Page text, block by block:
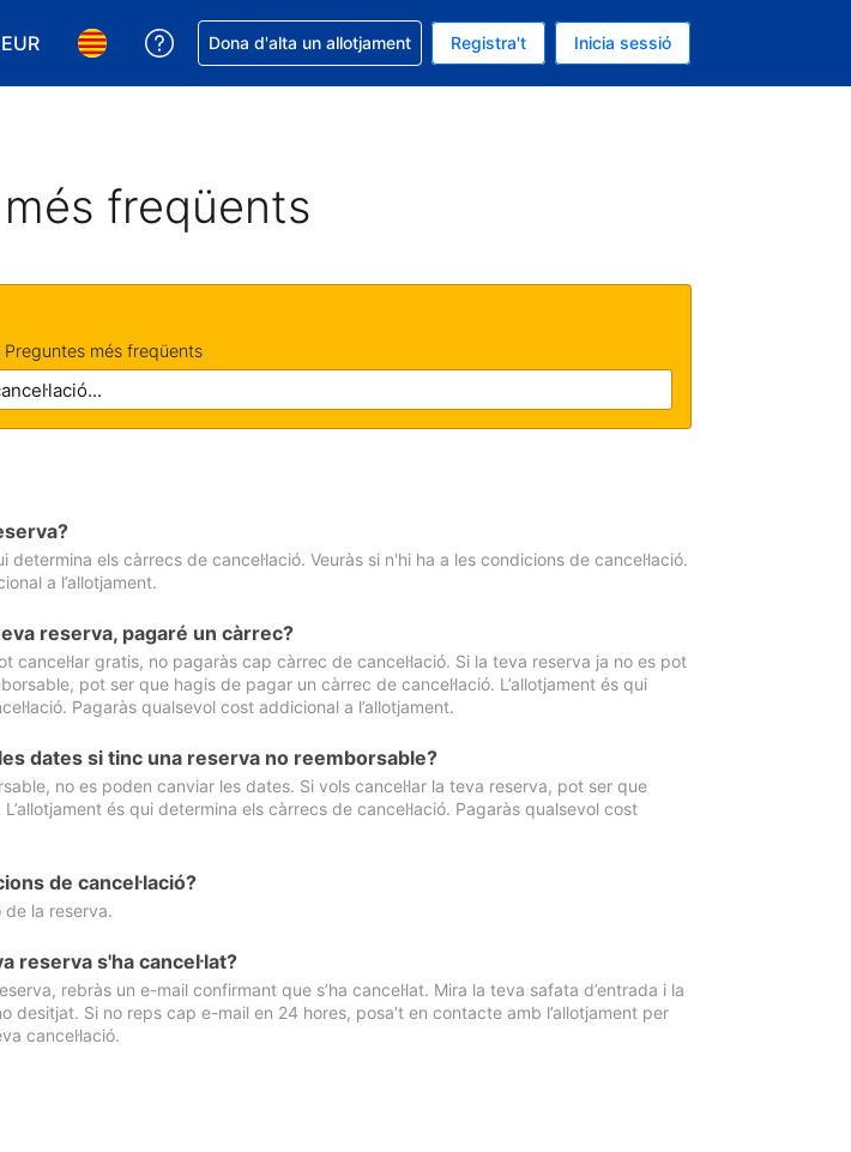
EUR
Tria la moneda. La moneda actual és EUR
Tria l'idioma. L'idioma actual és Català
Rep ajuda amb la reserva
Dona d'alta un allotjament Registra't Inicia sessió
freqüents
més freqüents
determina els càrrecs de cancel·lació. Veuràs si n'hi ha a les condicions de cancel·lació.
a l’allotjament.
reserva, pagaré un càrrec?
cancel·lar gratis, no pagaràs cap càrrec de cancel·lació. Si la teva reserva ja no es pot
pot ser que hagis de pagar un càrrec de cancel·lació. L’allotjament és qui
Pagaràs qualsevol cost addicional a l’allotjament.
dates si tinc una reserva no reemborsable?
no es poden canviar les dates. Si vols cancel·lar la teva reserva, pot ser que
és qui determina els càrrecs de cancel·lació. Pagaràs qualsevol cost
de cancel·lació?
la reserva.
reserva s'ha cancel·lat?
rebràs un e-mail confirmant que s’ha cancel·lat. Mira la teva safata d’entrada i la
desitjat. Si no reps cap e-mail en 24 hores, posa’t en contacte amb l’allotjament per
cancel·lació.